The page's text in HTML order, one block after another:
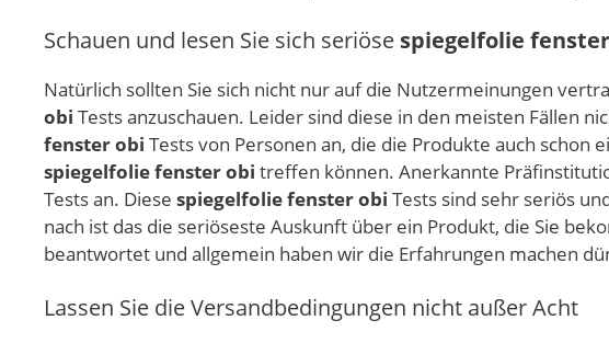
Schauen und lesen Sie sich seriöse spiegelfolie
Natürlich sollten Sie sich nicht nur auf die Nutzermeinungen
obi Tests anzuschauen. Leider sind diese in den meisten Fällen
fenster obi Tests von Personen an, die die Produkte auch
spiegelfolie fenster obi treffen können. Anerkannte
Tests an. Diese spiegelfolie fenster obi Tests sind sehr seriös
nach ist das die seriöseste Auskunft über ein Produkt, die Sie
beantwortet und allgemein haben wir die Erfahrungen machen
Lassen Sie die Versandbedingungen nicht außer Acht